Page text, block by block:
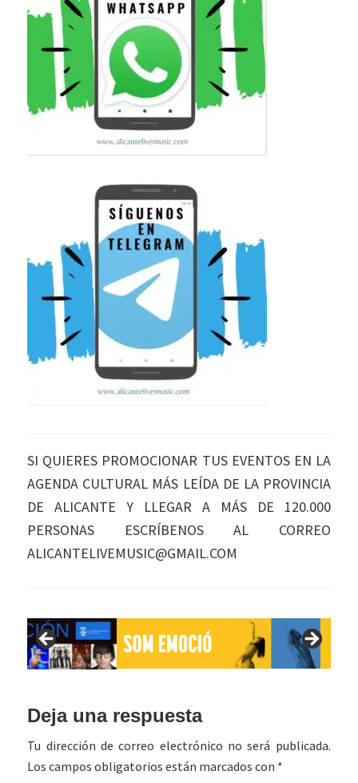
SI QUIERES PROMOCIONAR TUS EVENTOS EN LA
AGENDA CULTURAL MÁS LEÍDA DE LA PROVINCIA
DE ALICANTE Y LLEGAR A MÁS DE 120.000
PERSONAS ESCRÍBENOS AL CORREO
ALICANTELIVEMUSIC@GMAIL.COM
Interacciones
con
los
Deja una respuesta
Tu dirección de correo electrónico no será publicada.
Los campos obligatorios están marcados con *